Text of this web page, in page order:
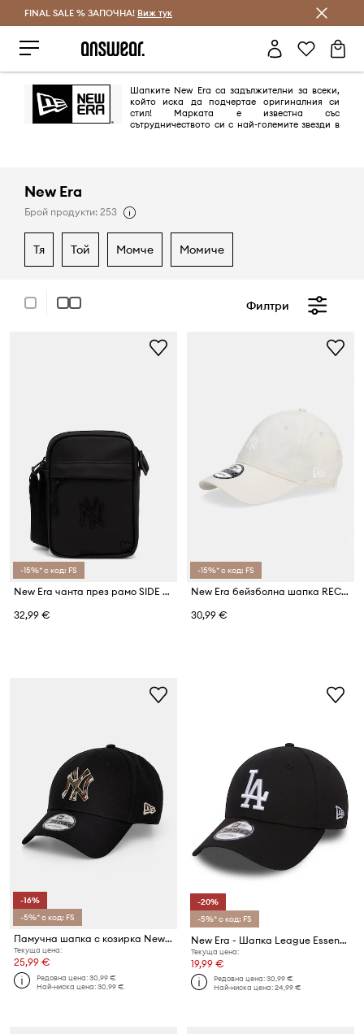
Спестявай с Answear Club
FINAL SALE % ЗАПОЧНА! Виж тук
Шапките New Era са задължителни за всеки,
който иска да подчертае оригиналния си
стил! Марката е известна със
сътрудничеството си с най-големите звезди в
New Era
Брой продукти: 253
тя той момче момиче
Филтри
-15%* с код: FS
New Era чанта през рамо SIDE BAG NYY
32,99 €
-15%* с код: FS
New Era бейзболна шапка RECYCLED MINI 920 NYY
30,99 €
-16%
-5%* с код: FS
Памучна шапка с козирка New Era CAMO INFILL 9FORTY®
Текуща цена:
25,99 €
Редовна цена:30,99 €
Най-ниска цена:30,99 €
-20%
-5%* с код: FS
New Era - Шапка League Essential La Dodgers 9FORTY®
Текуща цена:
19,99 €
Редовна цена:30,99 €
Най-ниска цена:24,99 €